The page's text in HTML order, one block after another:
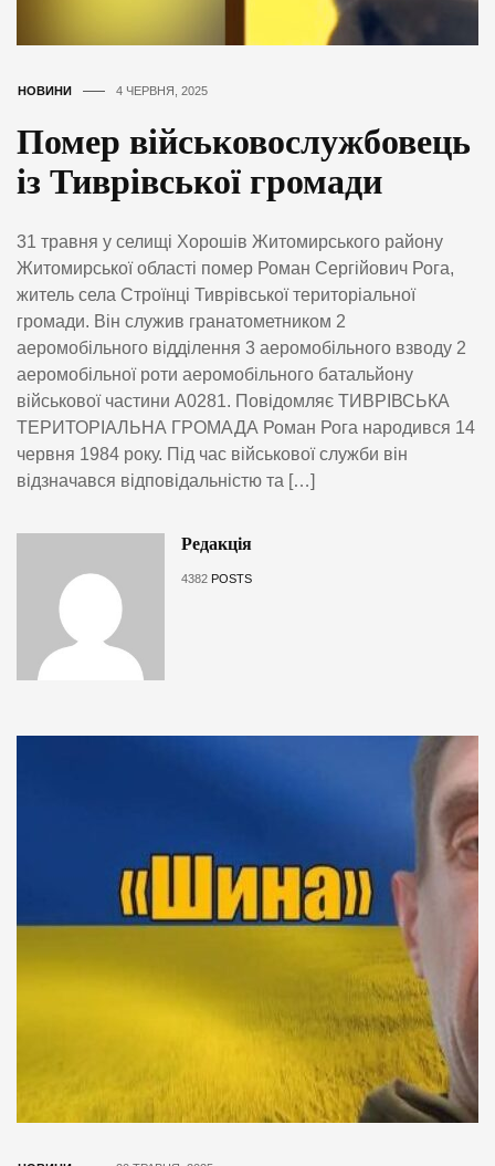
НОВИНИ 4 ЧЕРВНЯ, 2025
Помер військовослужбовець
із Тиврівської громади
31 травня у селищі Хорошів Житомирського району
Житомирської області помер Роман Сергійович Рога,
житель села Строїнці Тиврівської територіальної
громади. Він служив гранатометником 2
аеромобільного відділення 3 аеромобільного взводу 2
аеромобільної роти аеромобільного батальйону
військової частини А0281. Повідомляє ТИВРІВСЬКА
ТЕРИТОРІАЛЬНА ГРОМАДА Роман Рога народився 14
червня 1984 року. Під час військової служби він
відзначався відповідальністю та […]
Редакція
4382 POSTS